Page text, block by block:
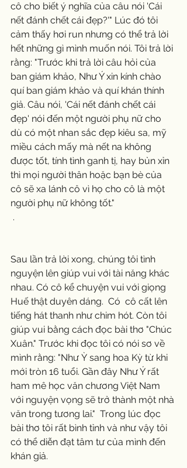
cô cho biết ý nghĩa của câu nói 'Cái
nết đánh chết cái đẹp?'" Lúc đó tôi
cảm thấy hơi run nhưng có thể trả lời
hết những gì mình muốn nói. Tôi trả lời
rằng: "Trước khi trả lời câu hỏi của
ban giám khảo, Như Ý xin kính chào
quí ban giám khảo và quí khán thính
giả. Câu nói, 'Cái nết đánh chết cái
đẹp' nói đến một người phụ nữ cho
dù có một nhan sắc đẹp kiêu sa, mỹ
miều cách mấy mà nết na không
được tốt, tính tình ganh tị, hay bủn xỉn
thì mọi người thân hoặc bạn bè của
cô sẽ xa lánh cô vì họ cho cô là một
người phụ nữ không tốt."
.
Sau lần trả lời xong, chúng tôi tình
nguyện lên giúp vui với tài năng khác
nhau. Có cô kể chuyện vui với giọng
Huế thật duyên dáng.  Có  cô cất lên
tiếng hát thanh như chim hót. Còn tôi
giúp vui bằng cách đọc bài thơ "Chúc
Xuân." Trước khi đọc tôi có nói sơ về
mình rằng: "Như Ỳ sang hoa Kỳ từ khi
mới tròn 16 tuổi. Gần đây Như Ý rất
ham mê học văn chương Việt Nam
với nguyện vọng sẽ trở thành một nhà
văn trong tương lai."  Trong lúc đọc
bài thơ tôi rất bình tỉnh và như vậy tôi
có thể diễn đạt tâm tư của mình đến
khán giả.